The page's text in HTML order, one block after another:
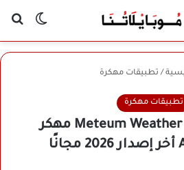
الوضع
/ تطبيقات مهكرة
تطبيقات مهكرة
تحميل تطبيق Meteum Weather مهكر